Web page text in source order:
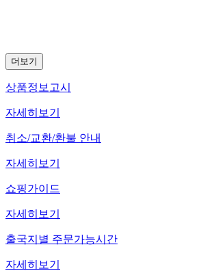
더보기
상품정보고시
자세히보기
취소/교환/환불 안내
자세히보기
쇼핑가이드
자세히보기
출국지별 주문가능시간
자세히보기